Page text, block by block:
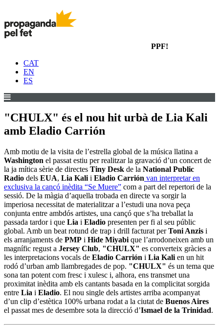
PPF!
CAT
EN
ES
"CHULX" és el nou hit urbà de Lia Kali
amb Eladio Carrión
Amb motiu de la visita de l’estrella global de la música llatina a
Washington el passat estiu per realitzar la gravació d’un concert de
la ja mítica sèrie de directes Tiny Desk de la National Public
Radio dels EUA, Lia Kali i Eladio Carrión van interpretar en
exclusiva la cançó inèdita “Se Muere” com a part del repertori de la
sessió. De la màgia d’aquella trobada en directe va sorgir la
imperiosa necessitat de materialitzar a l’estudi una nova peça
conjunta entre ambdós artistes, una cançó que s’ha treballat la
passada tardor i que Lia i Eladio presenten per fi al seu públic
global. Amb un beat rotund de trap i drill facturat perToni Anzis i
els arranjaments de PMP i Hide Miyabi que l’arrodoneixen amb un
magnífic regust a Jersey Club, "CHULX" es converteix gràcies a
les interpretacions vocals de Eladio Carrión i Lia Kali en un hit
rodó d’urban amb llambregades de pop. "CHULX" és un tema que
sona tan potent com fresc i xulesc i, alhora, ens transmet una
proximitat inèdita amb els cantants basada en la complicitat sorgida
entre Lia i Eladio. El nou single dels artistes arriba acompanyat
d’un clip d’estètica 100% urbana rodat a la ciutat de Buenos Aires
el passat mes de desembre sota la direcció d’Ismael de la Trinidad.